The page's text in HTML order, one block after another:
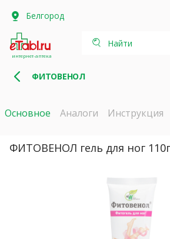
Белгород
интернет-аптека
Найти
ФИТОВЕНОЛ
Основное Аналоги Инструкция
ФИТОВЕНОЛ гель для ног 110г